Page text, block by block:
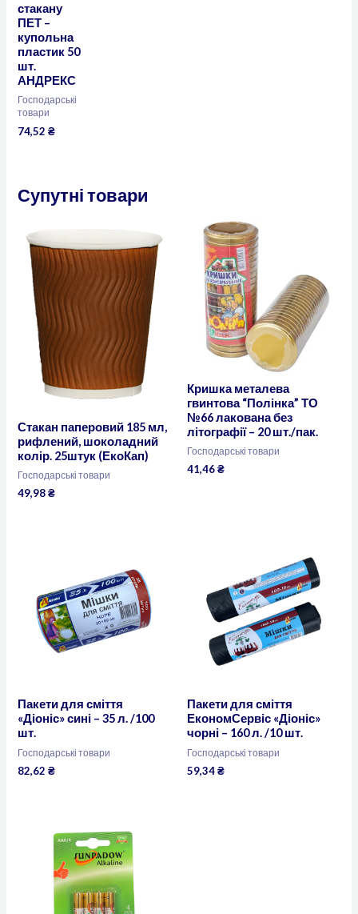
стакану
ПЕТ –
купольна
пластик 50
шт.
АНДРЕКС
Господарські
товари
74,52₴
Супутні товари
Стакан паперовий 185 мл,
рифлений, шоколадний
колір. 25штук (ЕкоКап)
Господарські товари
49,98₴
Кришка металева
гвинтова “Полінка” ТО
№66 лакована без
літографії – 20 шт./пак.
Господарські товари
41,46₴
Пакети для сміття
«Діоніс» сині – 35 л. /100
шт.
Господарські товари
82,62₴
Пакети для сміття
ЕкономСервіс «Діоніс»
чорні – 160 л. /10 шт.
Господарські товари
59,34₴